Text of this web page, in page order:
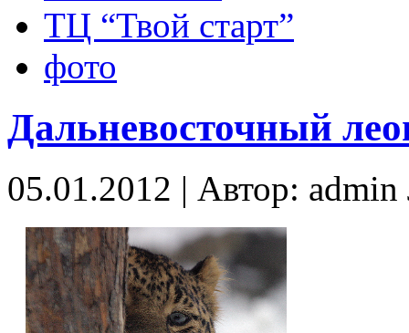
ТЦ “Твой старт”
фото
Дальневосточный
05.01.2012 | Автор: